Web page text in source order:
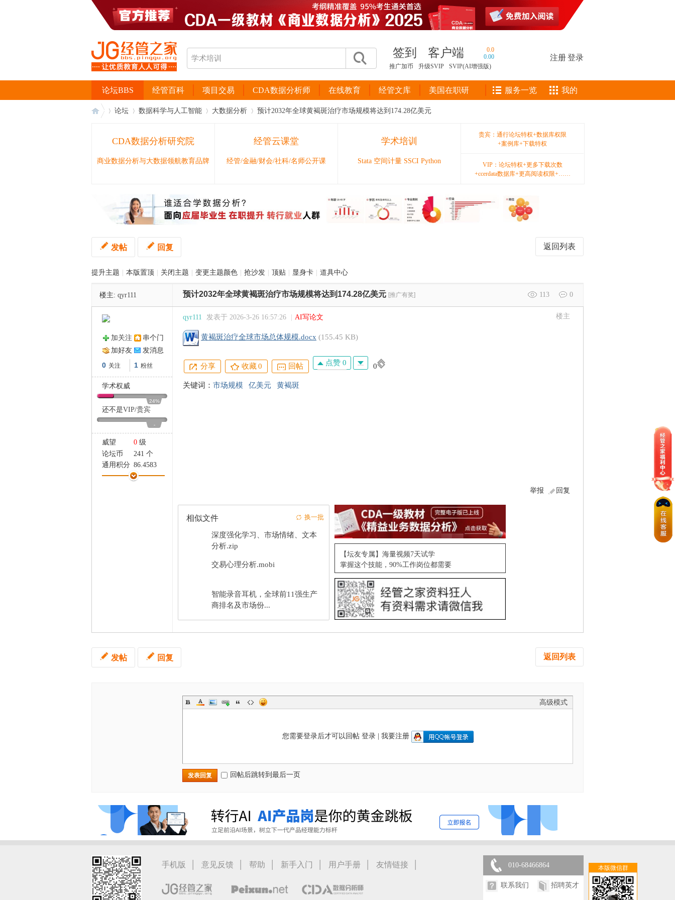
签到 客户端
0.0
0.00
推广加币
升级SVIP SVIP(AI增强版)
注册登录
经管百科 项目交易 CDA数据分析师 在线教育 经管文库 美国在职研
论坛BBS 服务一览 我的
论坛 数据科学与人工智能 大数据分析 预计2032年全球黄褐斑治疗市场规模将达到174.28亿美元
CDA数据分析研究院
商业数据分析与大数据领航教育品牌
经管云课堂
经管/金融/财会/社科/名师公开课
学术培训
Stata 空间计量 SSCI Python
贵宾：通行论坛特权+数据库权限
+案例库+下载特权
VIP：论坛特权+更多下载次数
+ccerdata数据库+更高阅读权限+……
返回列表
发帖 回复
提升主题 本版置顶 关闭主题 变更主题颜色 抢沙发 顶贴 显身卡 道具中心
楼主: qyr111 113 0
预计2032年全球黄褐斑治疗市场规模将达到174.28亿美元 [推广有奖]
加关注
串个门
加好友
发消息
0 关注 1 粉丝
学术权威
24%
还不是VIP/贵宾
-
威望 0 级
论坛币
241 个
通用积分 86.4583
学术水平
0 点
楼主
qyr111 发表于 2026-3-26 16:57:26 AI写论文
黄褐斑治疗全球市场总体规模.docx (155.45 KB)
分享 收藏0 回帖 点赞 0 0
关键词： 市场规模 亿美元 黄褐斑
回复
举报
相似文件 换一批
深度强化学习、市场情绪、文本
分析.zip
交易心理分析.mobi
智能录音耳机，全球前11强生产
商排名及市场份...
【坛友专属】海量视频7天试学
掌握这个技能，90%工作岗位都需要
返回列表
发帖 回复
高级模式
您需要登录后才可以回帖 登录| 我要注册
发表回复 回帖后跳转到最后一页
本版微信群
手机版 | 意见反馈 | 帮助 | 新手入门 | 用户手册 | 友情链接 | 010-68466864
联系我们 招聘英才